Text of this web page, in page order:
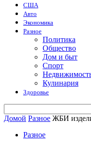
США
Авто
Экономика
Разное
Политика
Общество
Дом и быт
Спорт
Кулинария
Здоровье
Домой Разное ЖБИ
Разное